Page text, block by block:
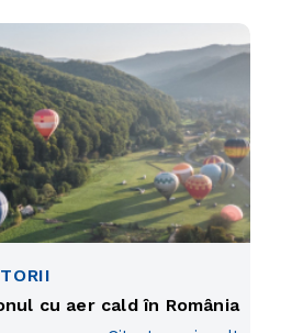
cu aer cald în România